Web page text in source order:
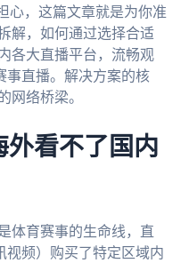
心，这篇文章就是为你准
解，如何通过选择合适
各大直播平台，流畅观
事直播。解决方案的核
网络桥梁。
外看不了国内
体育赛事的生命线，直
视频）购买了特定区域内